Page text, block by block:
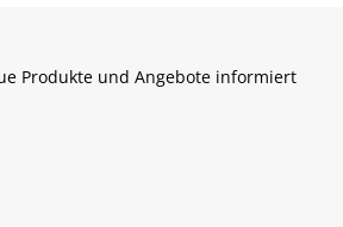
Produkte und Angebote informiert